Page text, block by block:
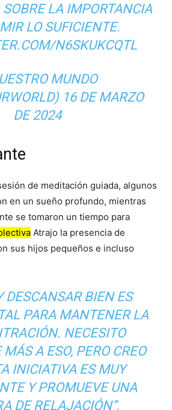
LA IMPORTANCIA
LO SUFICIENTE.
N6SKUKCQTL
MUNDO
16 DE MARZO
DE 2024
de meditación guiada, algunos
en un sueño profundo, mientras
se tomaron un tiempo para
Atrajo la presencia de
sus hijos pequeños e incluso
DESCANSAR BIEN ES
PARA MANTENER LA
NECESITO
A ESO, PERO CREO
INICIATIVA ES MUY
Y PROMUEVE UNA
DE RELAJACIÓN”,